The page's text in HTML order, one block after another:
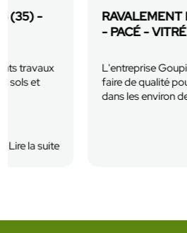
RAVALEMENT DE FAÇADE
- PACÉ - VITRÉ
L'entreprise Goupil Père et Fils
faire de qualité pour tout vos
dans les environ de Saint